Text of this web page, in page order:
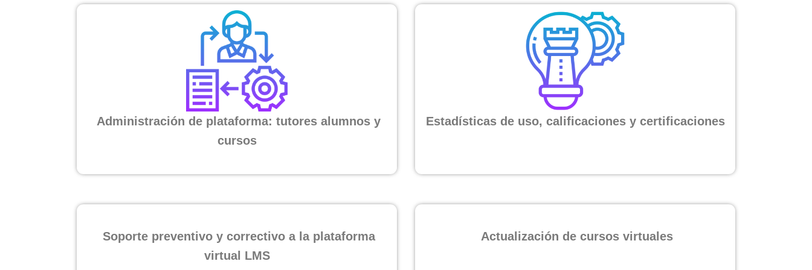
Administración de plataforma: tutores alumnos y
cursos
Estadísticas de uso, calificaciones y certificaciones
Soporte preventivo y correctivo a la plataforma
virtual LMS
Actualización de cursos virtuales